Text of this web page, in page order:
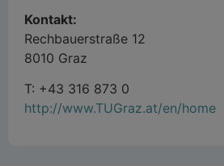
Kontakt:
Rechbauerstraße 12
8010 Graz
T: +43 316 873 0
http://www.TUGraz.at/en/home